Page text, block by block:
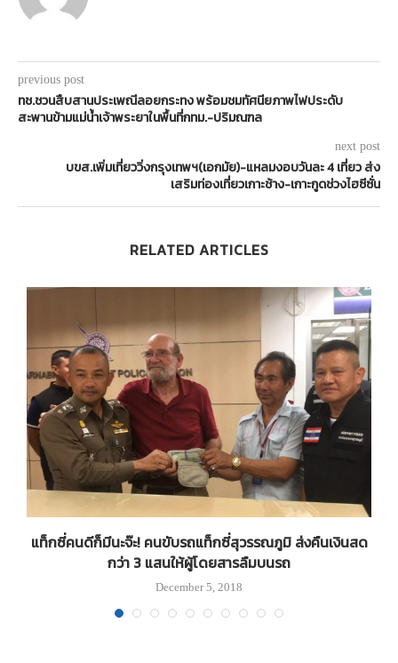
previous post
ทช.ชวนสืบสานประเพณีลอยกระทง พร้อมชมทัศนียภาพไฟประดับ
สะพานข้ามแม่น้ำเจ้าพระยาในพื้นที่กทม.-ปริมณฑล
next post
บขส.เพิ่มเที่ยววิ่งกรุงเทพฯ(เอกมัย)-แหลมงอบวันละ 4 เที่ยว ส่ง
เสริมท่องเที่ยวเกาะช้าง-เกาะกูดช่วงไฮซีซั่น
RELATED ARTICLES
แท็กซี่คนดีก็มีนะจ๊ะ! คนขับรถแท็กซี่สุวรรณภูมิ ส่งคืนเงินสด
กว่า 3 แสนให้ผู้โดยสารลืมบนรถ
December 5, 2018